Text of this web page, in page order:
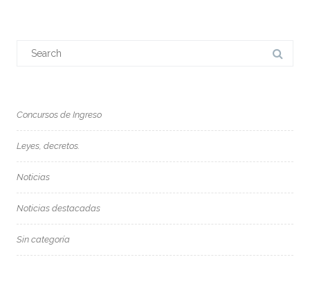
Concursos de Ingreso
Leyes, decretos.
Noticias
Noticias destacadas
Sin categoría